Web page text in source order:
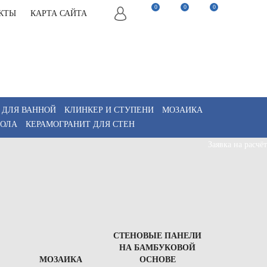
КАРТА САЙТА
0 0 0
ВАННОЙ КЛИНКЕР И СТУПЕНИ
МОЗАИКА
КЕРАМОГРАНИТ ДЛЯ СТЕН
МОЗАИКА
СТЕНОВЫЕ ПАНЕЛИ
НА БАМБУКОВОЙ
ОСНОВЕ
Заявка на расчёт